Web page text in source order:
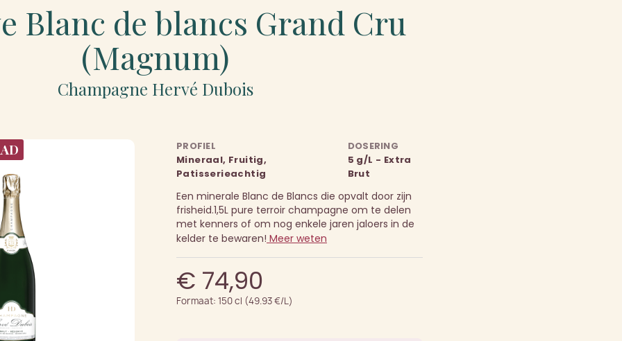
Blanc de blancs Grand Cru
(Magnum)
Champagne Hervé Dubois
PROFIEL
Mineraal, Fruitig,
Patisserieachtig
DOSERING
5 g/L - Extra
Brut
Een minerale Blanc de Blancs die opvalt door zijn
frisheid.1,5L pure terroir champagne om te delen
met kenners of om nog enkele jaren jaloers in de
kelder te bewaren! Meer weten
€ 74,90
Formaat: 150 cl (49.93 €/L)